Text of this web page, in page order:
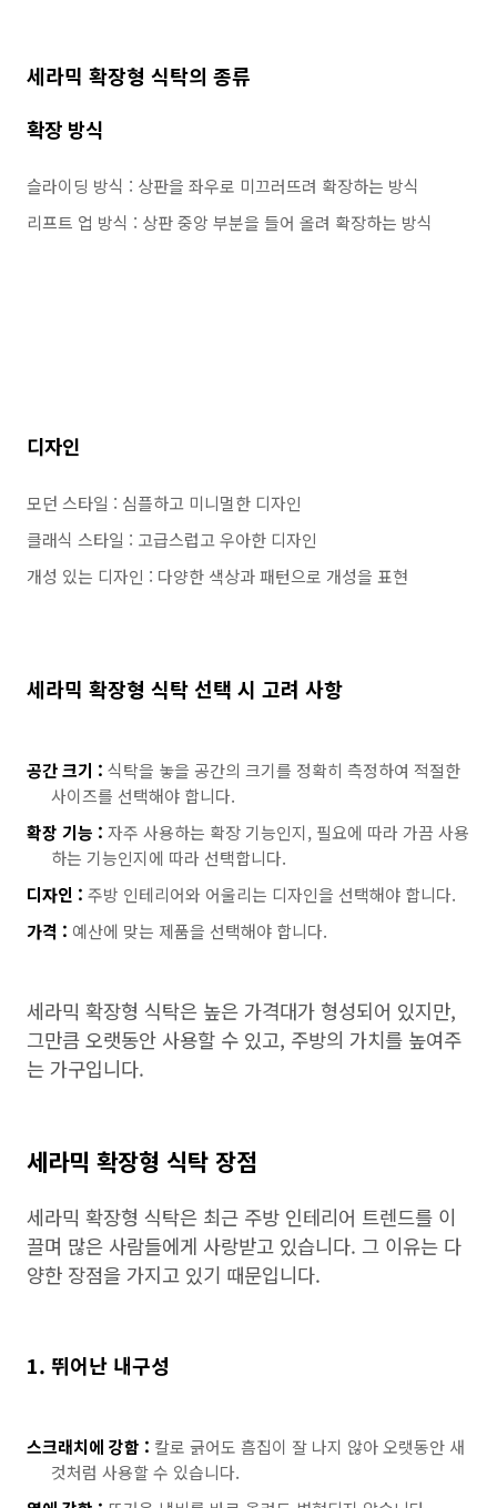
세라믹 확장형 식탁의 종류
확장 방식
슬라이딩 방식 : 상판을 좌우로 미끄러뜨려 확장하는 방식
리프트 업 방식 : 상판 중앙 부분을 들어 올려 확장하는 방식
디자인
모던 스타일 : 심플하고 미니멀한 디자인
클래식 스타일 : 고급스럽고 우아한 디자인
개성 있는 디자인 : 다양한 색상과 패턴으로 개성을 표현
세라믹 확장형 식탁 선택 시 고려 사항
공간 크기 : 식탁을 놓을 공간의 크기를 정확히 측정하여 적절한
사이즈를 선택해야 합니다.
확장 기능 : 자주 사용하는 확장 기능인지, 필요에 따라 가끔 사용
하는 기능인지에 따라 선택합니다.
디자인 : 주방 인테리어와 어울리는 디자인을 선택해야 합니다.
가격 : 예산에 맞는 제품을 선택해야 합니다.
세라믹 확장형 식탁은 높은 가격대가 형성되어 있지만,
그만큼 오랫동안 사용할 수 있고, 주방의 가치를 높여주
는 가구입니다.
세라믹 확장형 식탁 장점
세라믹 확장형 식탁은 최근 주방 인테리어 트렌드를 이
끌며 많은 사람들에게 사랑받고 있습니다. 그 이유는 다
양한 장점을 가지고 있기 때문입니다.
1. 뛰어난 내구성
스크래치에 강함 : 칼로 긁어도 흠집이 잘 나지 않아 오랫동안 새
것처럼 사용할 수 있습니다.